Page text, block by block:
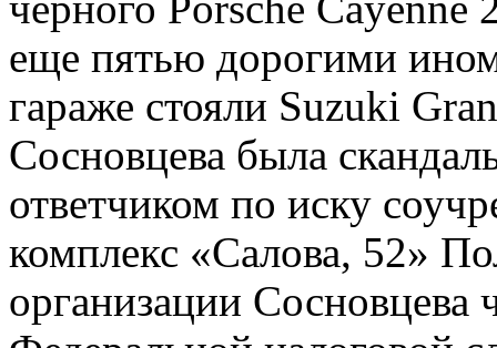
еще пятью дорогими
гараже стояли Suzuki
Сосновцева была
ответчиком по иску
комплекс «Салова, 52»
организации Сосновцева